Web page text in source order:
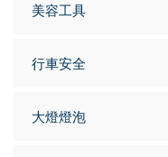
美容工具
行車安全
大燈燈泡